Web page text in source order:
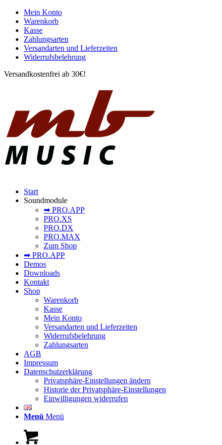
Mein Konto
Warenkorb
Kasse
Zahlungsarten
Versandarten und Lieferzeiten
Widerrufsbelehrung
Versandkostenfrei ab 30€!
Start
Soundmodule
➡︎ PRO.APP
PRO.XS
PRO.DX
PRO.MAX
Zum Shop
➡︎ PRO.APP
Demos
Downloads
Kontakt
Shop
Warenkorb
Kasse
Mein Konto
Versandarten und Lieferzeiten
Widerrufsbelehrung
Zahlungsarten
AGB
Impressum
Datenschutzerklärung
Privatsphäre-Einstellungen ändern
Historie der Privatsphäre-Einstellungen
Einwilligungen widerrufen
Menü Menü